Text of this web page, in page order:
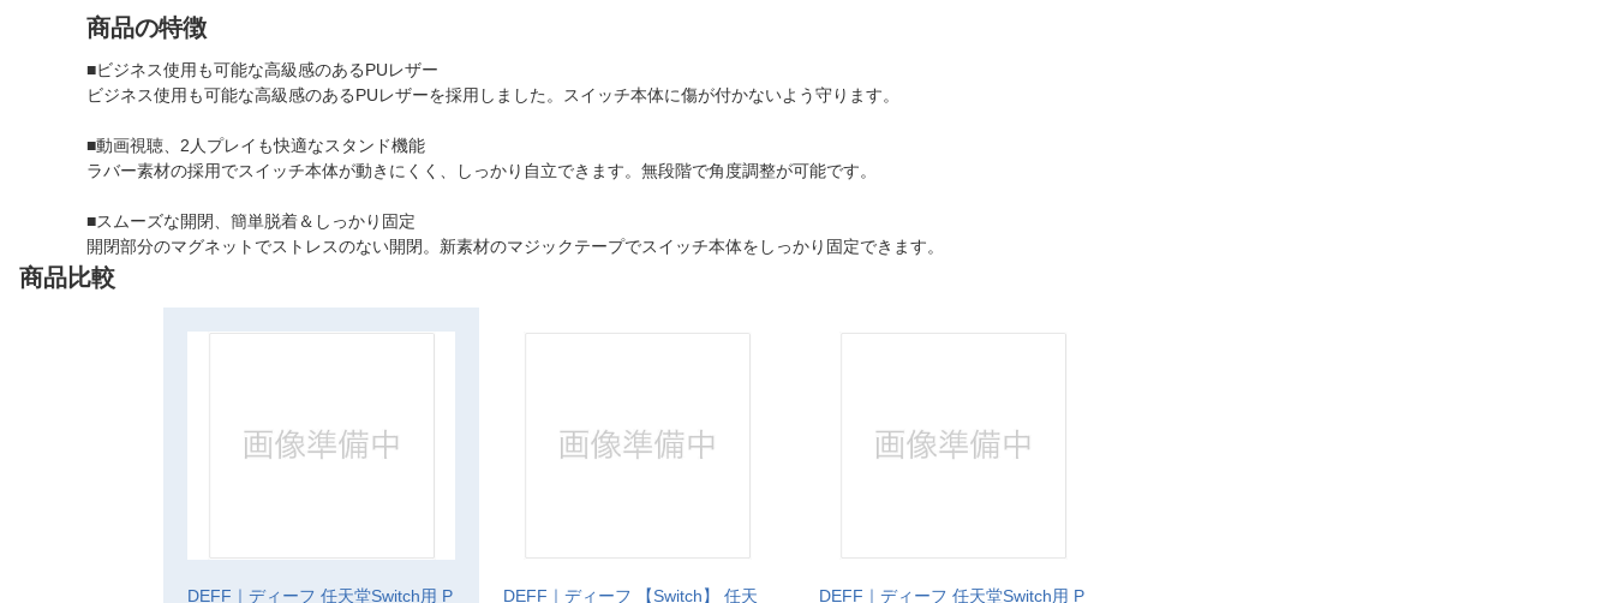
商品の特徴
■ビジネス使用も可能な高級感のあるPUレザー
ビジネス使用も可能な高級感のあるPUレザーを採用しました。スイッチ本体に傷が付かないよう守ります。
■動画視聴、2人プレイも快適なスタンド機能
ラバー素材の採用でスイッチ本体が動きにくく、しっかり自立できます。無段階で角度調整が可能です。
■スムーズな開閉、簡単脱着＆しっかり固定
開閉部分のマグネットでストレスのない開閉。新素材のマジックテープでスイッチ本体をしっかり固定できます。
商品比較
DEFF｜ディーフ 任天堂Switch用 P DEFF｜ディーフ 【Switch】 任天 DEFF｜ディーフ 任天堂Switch用 P